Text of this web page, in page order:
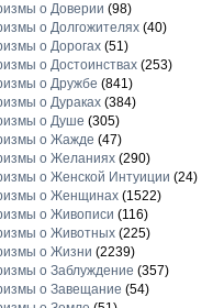
о Доверии (98)
о Долгожителях(40)
о Дорогах(51)
о Достоинствах(253)
о Дружбе (841)
о Дураках(384)
о Душе (305)
о Жажде (47)
о Желаниях(290)
о Женской Интуиции (24)
о Женщинах(1522)
о Живописи (116)
о Животных(225)
о Жизни (2239)
о Заблуждение (357)
о Завещание (54)